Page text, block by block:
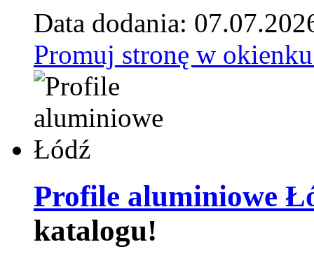
Data dodania:
Promuj stronę w
Profile aluminiowe
katalogu!